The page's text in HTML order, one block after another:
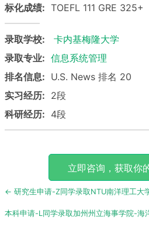
标化成绩: TOEFL 111 GRE 325+
录取学校:
卡内基梅隆大学
录取专业: 信息系统管理
排名信息: U.S. News 排名 20
实习经历: 2段
科研经历: 4段
立即咨询，获取你
Post
← 研究生申请-Z同学录取NTU南洋理工大
本科申请-L同学录取加州州立海事学院-海